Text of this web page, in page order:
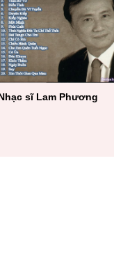
Nhạc sĩ Hoàng Thi Thơ